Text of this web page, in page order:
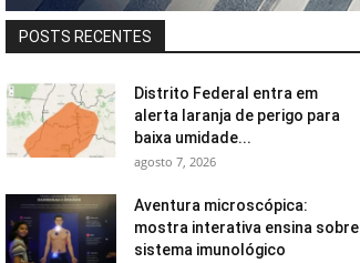
POSTS RECENTES
Distrito Federal entra em
alerta laranja de perigo para
baixa umidade...
agosto 7, 2026
Aventura microscópica:
mostra interativa ensina sobre
sistema imunológico